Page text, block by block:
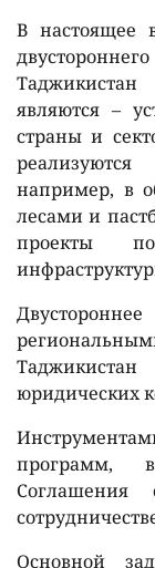
В настоящее
являются –
страны и
например, в
лесами и
проекты
юридических
программ,
Основной